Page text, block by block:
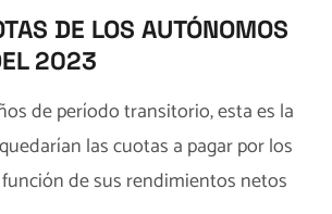
DE LOS AUTÓNOMOS
2023
de período transitorio, esta es la
las cuotas a pagar por los
de sus rendimientos netos